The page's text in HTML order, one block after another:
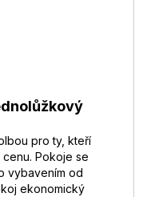
pro ty, kteří
Pokoje se
vybavením od
ekonomický